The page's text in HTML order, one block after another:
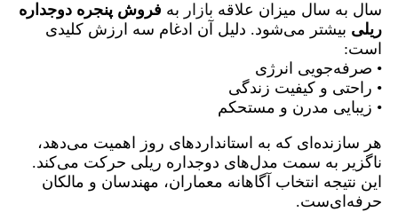
سال به سال میزان علاقه بازار به فروش پنجره دوجداره
ریلی بیشتر می‌شود. دلیل آن ادغام سه ارزش کلیدی
است:
• صرفه‌جویی انرژی
• راحتی و کیفیت زندگی
• زیبایی مدرن و مستحکم
هر سازنده‌ای که به استانداردهای روز اهمیت می‌دهد،
ناگزیر به سمت مدل‌های دوجداره ریلی حرکت می‌کند.
این نتیجه انتخاب آگاهانه معماران، مهندسان و مالکان
حرفه‌ای‌ست.